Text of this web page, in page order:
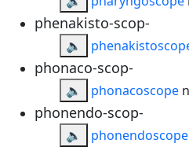
phenakisto-scop-
🔈
phonaco-scop-
🔈 phonacoscope
phonendo-scop-
🔈 phonendoscope